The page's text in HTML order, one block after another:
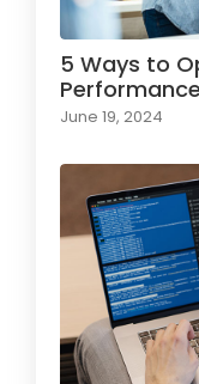
5 Ways to
Performance
June 19, 2024